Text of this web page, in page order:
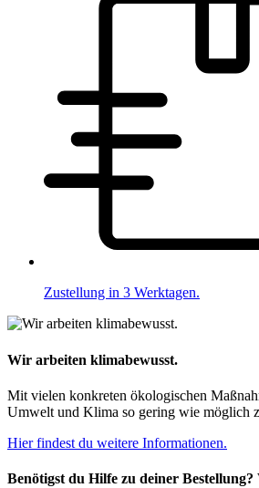
Zustellung in 3 Werktagen.
Wir arbeiten klimabewusst.
Mit vielen konkreten ökologischen
Umwelt und Klima so gering wie möglich
Hier findest du weitere Informationen.
Benötigst du Hilfe zu deiner